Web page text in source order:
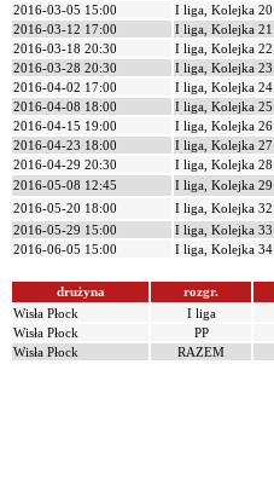
2016-03-05 15:00
I liga, Kolejka 20
2016-03-12 17:00
I liga, Kolejka 21
2016-03-18 20:30
I liga, Kolejka 22
2016-03-28 20:30
I liga, Kolejka 23
2016-04-02 17:00
I liga, Kolejka 24
2016-04-08 18:00
I liga, Kolejka 25
2016-04-15 19:00
I liga, Kolejka 26
2016-04-23 18:00
I liga, Kolejka 27
2016-04-29 20:30
I liga, Kolejka 28
2016-05-08 12:45
I liga, Kolejka 29
2016-05-20 18:00
I liga, Kolejka 32
2016-05-29 15:00
I liga, Kolejka 33
2016-06-05 15:00
I liga, Kolejka 34
drużyna rozgr.
Wisła Płock
I liga
Wisła Płock
PP
Wisła Płock
RAZEM